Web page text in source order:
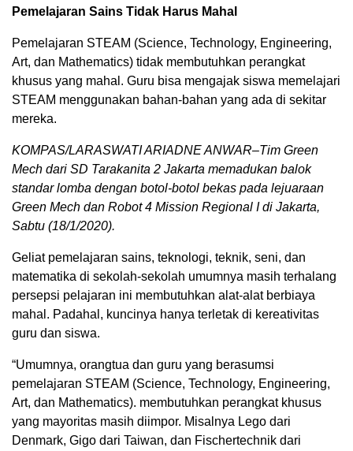
Pemelajaran Sains Tidak Harus Mahal
Pemelajaran STEAM (Science, Technology, Engineering,
Art, dan Mathematics) tidak membutuhkan perangkat
khusus yang mahal. Guru bisa mengajak siswa memelajari
STEAM menggunakan bahan-bahan yang ada di sekitar
mereka.
KOMPAS/LARASWATI ARIADNE ANWAR–Tim Green
Mech dari SD Tarakanita 2 Jakarta memadukan balok
standar lomba dengan botol-botol bekas pada lejuaraan
Green Mech dan Robot 4 Mission Regional I di Jakarta,
Sabtu (18/1/2020).
Geliat pemelajaran sains, teknologi, teknik, seni, dan
matematika di sekolah-sekolah umumnya masih terhalang
persepsi pelajaran ini membutuhkan alat-alat berbiaya
mahal. Padahal, kuncinya hanya terletak di kereativitas
guru dan siswa.
“Umumnya, orangtua dan guru yang berasumsi
pemelajaran STEAM (Science, Technology, Engineering,
Art, dan Mathematics). membutuhkan perangkat khusus
yang mayoritas masih diimpor. Misalnya Lego dari
Denmark, Gigo dari Taiwan, dan Fischertechnik dari